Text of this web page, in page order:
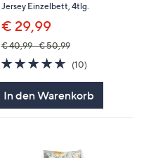
Jersey Einzelbett, 4tlg.
€ 29,99
€ 40,99 - € 50,99
4.6
von
(10)10
In den Warenkorb